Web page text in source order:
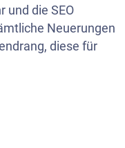
und die SEO
Neuerungen
diese für